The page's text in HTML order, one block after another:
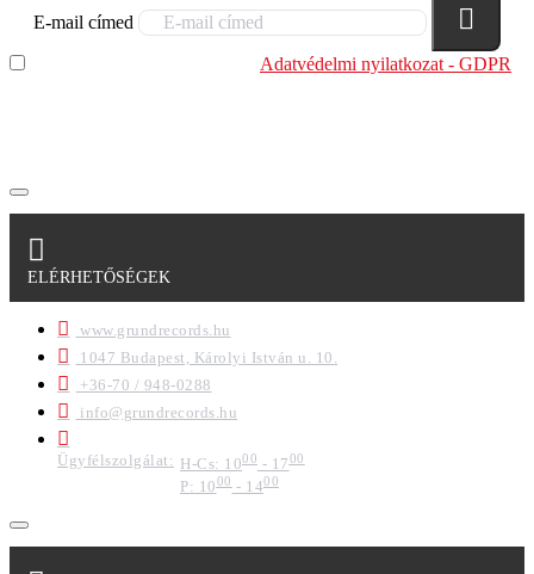
E-mail címed
Adatvédelmi nyilatkozat - GDPR
ELÉRHETŐSÉGEK
www.grundrecords.hu
1047 Budapest, Károlyi István u. 10.
+36-70 / 948-0288
info@grundrecords.hu
Ügyfélszolgálat: H-Cs: 1000 - 1700
P: 1000- 1400